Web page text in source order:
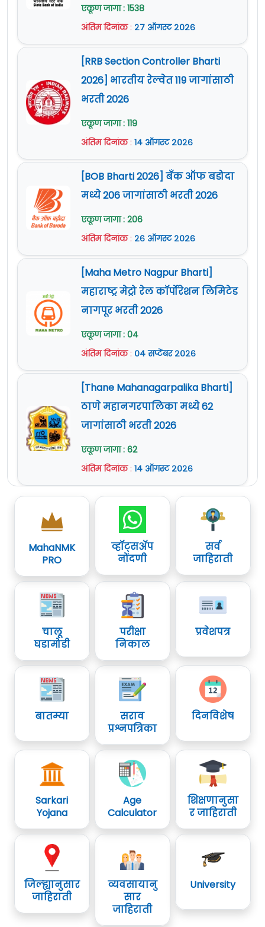
एकूण जागा : 1538
अंतिम दिनांक: २७ ऑगस्ट २०२६
[RRB Section Controller Bharti
2026] भारतीय रेल्वेत 119 जागांसाठी
भरती 2026
एकूण जागा : 119
अंतिम दिनांक: १४ ऑगस्ट २०२६
[BOB Bharti 2026] बँक ऑफ बडोदा
मध्ये 206 जागांसाठी भरती 2026
एकूण जागा : 206
अंतिम दिनांक: २६ ऑगस्ट २०२६
[Maha Metro Nagpur Bharti]
महाराष्ट्र मेट्रो रेल कॉर्पोरेशन लिमिटेड
नागपूर भरती 2026
एकूण जागा : 04
अंतिम दिनांक: ०४ सप्टेंबर २०२६
[Thane Mahanagarpalika Bharti]
ठाणे महानगरपालिका मध्ये 62
जागांसाठी भरती 2026
एकूण जागा : 62
अंतिम दिनांक: १४ ऑगस्ट २०२६
MahaNMK
PRO
व्हॉट्सॲप
नोंदणी
सर्व
जाहिराती
चालू
घडामोडी
परीक्षा
निकाल
प्रवेशपत्र
बातम्या
सराव
प्रश्नपत्रिका
दिनविशेष
Sarkari
Yojana
Age
Calculator
शिक्षणानुसा
र जाहिराती
जिल्ह्यानुसार
जाहिराती
व्यवसायानु
सार
जाहिराती
University